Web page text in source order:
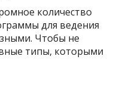
количество
для ведения
Чтобы не
типы, которыми